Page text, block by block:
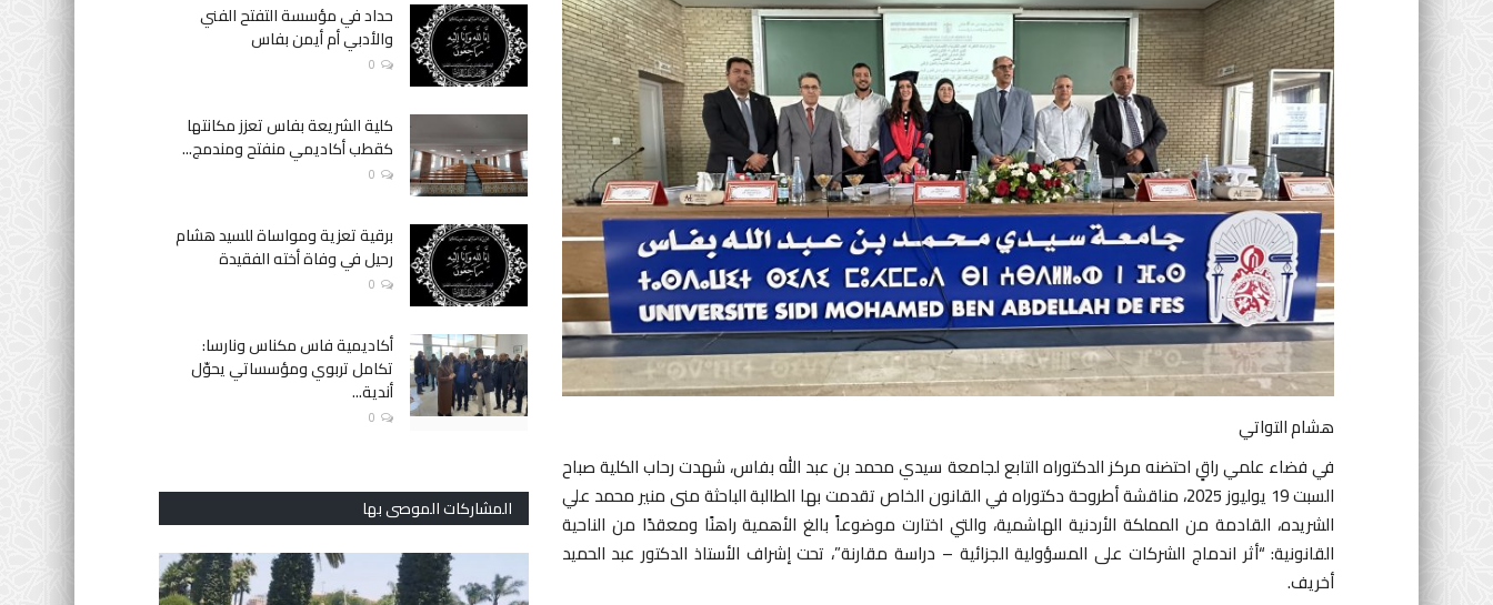
هشام التواتي
في فضاء علمي راقٍ احتضنه مركز الدكتوراه التابع لجامعة سيدي محمد بن عبد الله بفاس، شهدت رحاب الكلية صباح
السبت 19 يوليوز 2025، مناقشة أطروحة دكتوراه في القانون الخاص تقدمت بها الطالبة الباحثة منى منير محمد علي
الشريده، القادمة من المملكة الأردنية الهاشمية، والتي اختارت موضوعاً بالغ الأهمية راهنًا ومعقدًا من الناحية
القانونية: “أثر اندماج الشركات على المسؤولية الجزائية – دراسة مقارنة”، تحت إشراف الأستاذ الدكتور عبد الحميد
أخريف.
حداد في مؤسسة التفتح الفني
والأدبي أم أيمن بفاس
0
كلية الشريعة بفاس تعزز مكانتها
كقطب أكاديمي منفتح ومندمج...
0
برقية تعزية ومواساة للسيد هشام
رحيل في وفاة أخته الفقيدة
0
أكاديمية فاس مكناس ونارسا:
تكامل تربوي ومؤسساتي يحوّل
أندية...
0
المشاركات الموصى بها